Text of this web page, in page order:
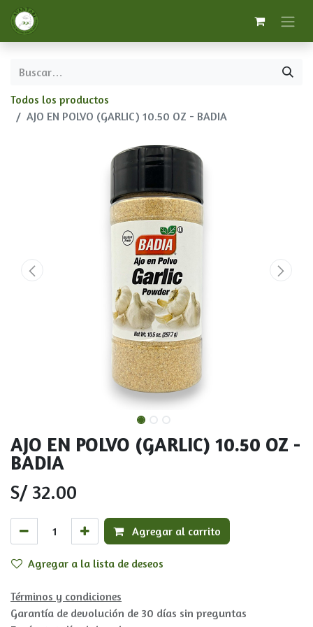
Todos los productos
AJO EN POLVO (GARLIC) 10.50 OZ - BADIA
AJO EN POLVO (GARLIC) 10.50 OZ -
BADIA
S/32.00
Agregar al carrito
Agregar a la lista de deseos
Términos y condiciones
Garantía de devolución de 30 días sin preguntas